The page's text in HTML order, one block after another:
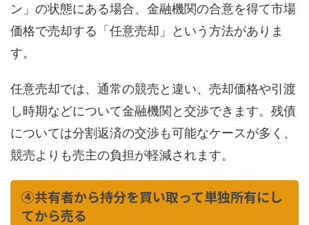
ン」の状態にある場合、金融機関の合意を得て市場
価格で売却する「任意売却」という方法がありま
す。
任意売却では、通常の競売と違い、売却価格や引渡
し時期などについて金融機関と交渉できます。残債
については分割返済の交渉も可能なケースが多く、
競売よりも売主の負担が軽減されます。
④共有者から持分を買い取って単独所有にし
てから売る